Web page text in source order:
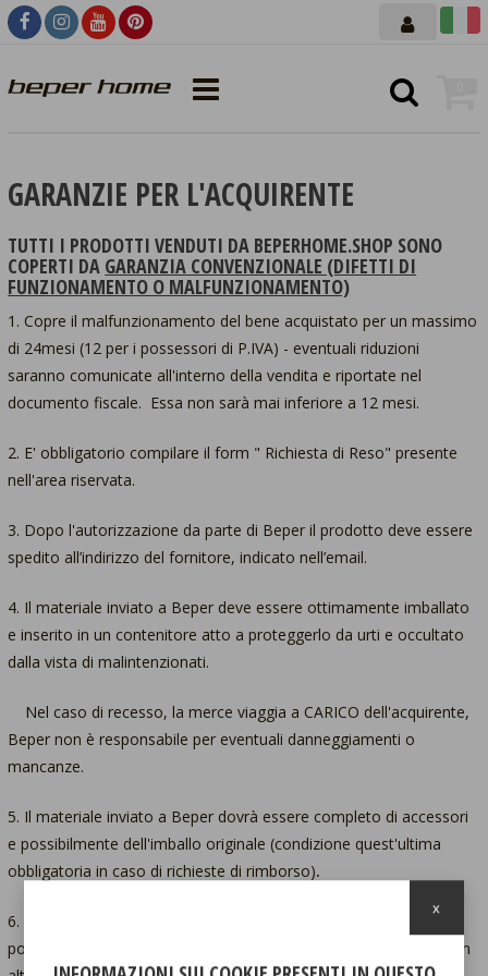
GARANZIE PER L'ACQUIRENTE
TUTTI I PRODOTTI VENDUTI DA BEPERHOME.SHOP SONO
COPERTI DA GARANZIA CONVENZIONALE (DIFETTI DI
FUNZIONAMENTO O MALFUNZIONAMENTO)
1. Copre il malfunzionamento del bene acquistato per un massimo
di 24mesi (12 per i possessori di P.IVA) - eventuali riduzioni
saranno comunicate all'interno della vendita e riportate nel
documento fiscale. Essa non sarà mai inferiore a 12 mesi.
2. E' obbligatorio compilare il form " Richiesta di Reso" presente
nell'area riservata.
3. Dopo l'autorizzazione da parte di Beper il prodotto deve essere
spedito all’indirizzo del fornitore, indicato nell’email.
4. Il materiale inviato a Beper deve essere ottimamente imballato
e inserito in un contenitore atto a proteggerlo da urti e occultato
dalla vista di malintenzionati.
Nel caso di recesso, la merce viaggia a CARICO dell'acquirente,
Beper non è responsabile per eventuali danneggiamenti o
mancanze.
5. Il materiale inviato a Beper dovrà essere completo di accessori
e possibilmente dell'imballo originale (condizione quest'ultima
obbligatoria in caso di richieste di rimborso).
6. Nel caso in cui la Riparazione e/o sostituzione non fosse
possibile, Beper si riserva il diritto di effettuare la sostituzione con
x